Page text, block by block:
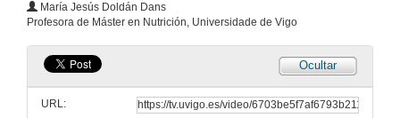
María Jesús Doldán Dans
Profesora de Máster en Nutrición, Universidade de Vigo
Ocultar
URL:
3 de out. de 2024
NUTRICIÓN HUMANA Estructura general del sistema digestivo (I)
3 de out. de 2024